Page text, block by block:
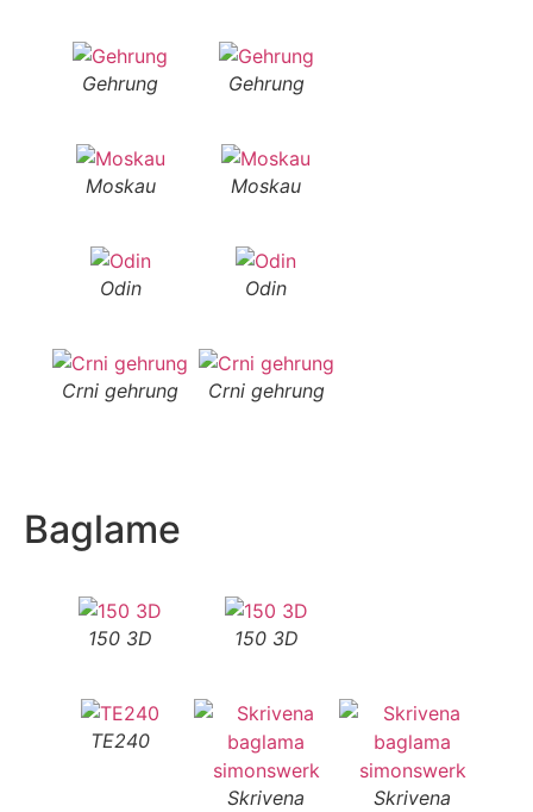
Gehrung Gehrung
Moskau Moskau
Odin Odin
Crni gehrung Crni gehrung
Baglame
150 3D 150 3D
TE240
Skrivena Skrivena